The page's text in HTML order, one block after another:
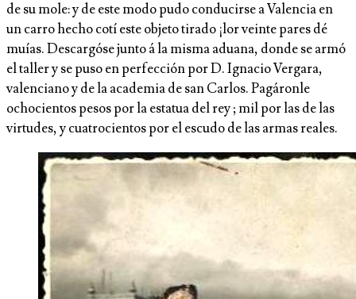
de su mole: y de este modo pudo conducirse a Valencia en
un carro hecho cotí este objeto tirado ¡lor veinte pares dé
muías. Descargóse junto á la misma aduana, donde se armó
el taller y se puso en perfección por D. Ignacio Vergara,
valenciano y de la academia de san Carlos. Pagáronle
ochocientos pesos por la estatua del rey ; mil por las de las
virtudes, y cuatrocientos por el escudo de las armas reales.